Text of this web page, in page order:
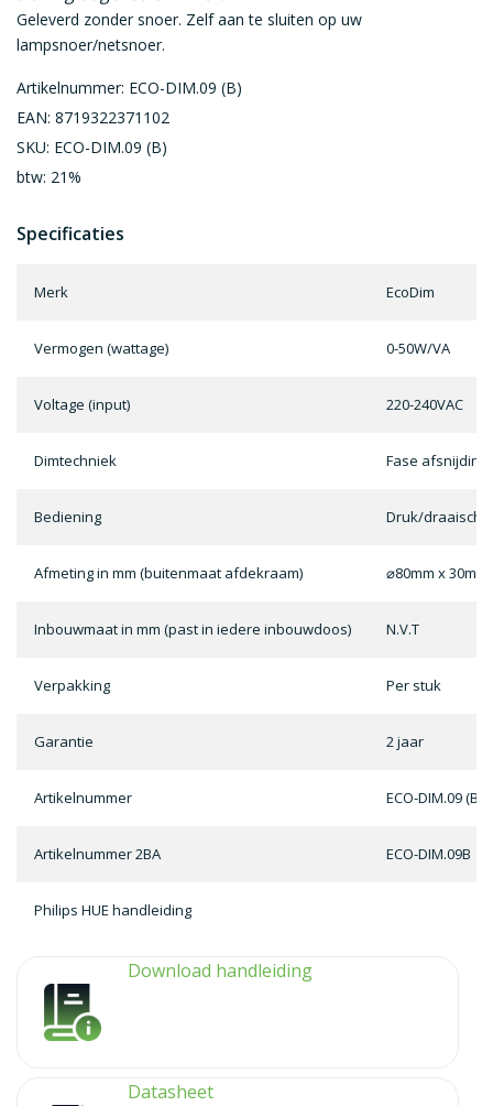
Geleverd zonder snoer. Zelf aan te sluiten op uw
lampsnoer/netsnoer.
Artikelnummer: ECO-DIM.09 (B)
EAN: 8719322371102
SKU: ECO-DIM.09 (B)
btw: 21%
Specificaties
Merk EcoDim
Vermogen (wattage) 0-50W/VA
Voltage (input) 220-240VAC
Dimtechniek Fase afsnijding
Bediening Druk/
Afmeting in mm (buitenmaat afdekraam) ⌀80mm x 30mm
Inbouwmaat in mm (past in iedere inbouwdoos) N.V.T
Verpakking Per stuk
Garantie 2 jaar
Artikelnummer ECO-DIM.09 (B)
Artikelnummer 2BA ECO-DIM.09B
Philips HUE handleiding
Download handleiding
Datasheet